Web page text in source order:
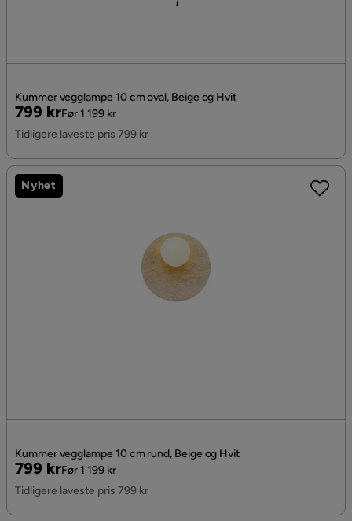
Kummer vegglampe 10 cm oval, Beige og Hvit
Pris
799 kr
Original
Pris
Før 1 199 kr
Tidligere laveste pris 799 kr
Kummer vegglampe 10 cm rund, Beige og Hvit
Pris
799 kr
Original
Pris
Før 1 199 kr
Tidligere laveste pris 799 kr
Nyhet